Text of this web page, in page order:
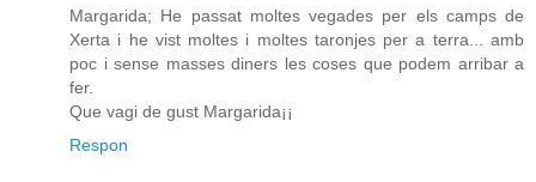
Margarida; He passat moltes vegades per els camps de
Xerta i he vist moltes i moltes taronjes per a terra... amb
poc i sense masses diners les coses que podem arribar a
fer.
Que vagi de gust Margarida¡¡
Respon